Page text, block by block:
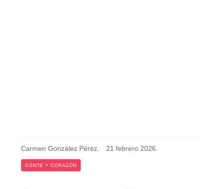
Carmen González Pérez. 21 febrero 2026.
GENTE Y CORAZÓN